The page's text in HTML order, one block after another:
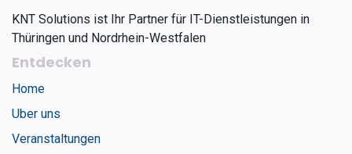
KNT Solutions ist Ihr Partner für IT-Dienstleistungen in
Thüringen und Nordrhein-Westfalen
Entdecken
Home
Uber uns
Veranstaltungen